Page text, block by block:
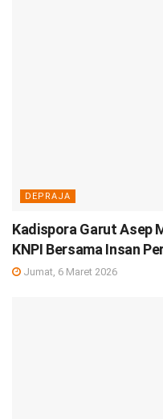
DEPRAJA
Kadispora Garut Asep
KNPI Bersama Insan
Jumat, 6 Maret 2026